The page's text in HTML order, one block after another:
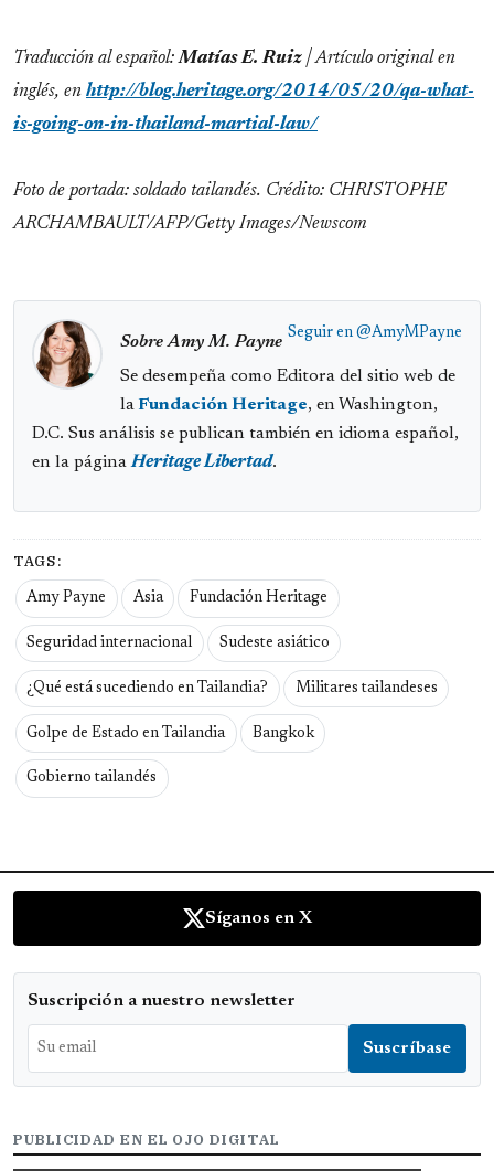
Traducción al español:Matías E. Ruiz | Artículo original en
inglés, en http://blog.heritage.org/2014/05/20/qa-what-
is-going-on-in-thailand-martial-law/
Foto de portada: soldado tailandés. Crédito: CHRISTOPHE
ARCHAMBAULT/AFP/Getty Images/Newscom
Seguir en @AmyMPayne
Sobre Amy M. Payne
Se desempeña como Editora del sitio web de
laFundación Heritage, en Washington,
D.C. Sus análisis se publican también en idioma español,
en la páginaHeritage Libertad.
TAGS:
Amy Payne Asia Fundación Heritage
Seguridad internacional Sudeste asiático
¿Qué está sucediendo en Tailandia? Militares tailandeses
Golpe de Estado en Tailandia Bangkok
Gobierno tailandés
Síganos en X
Suscripción a nuestro newsletter
PUBLICIDAD EN EL OJO DIGITAL